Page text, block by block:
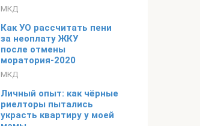
МКД
Как УО рассчитать пени
за неоплату ЖКУ
после отмены
моратория-2020
МКД
Личный опыт: как чёрные
риелторы пытались
украсть квартиру у моей